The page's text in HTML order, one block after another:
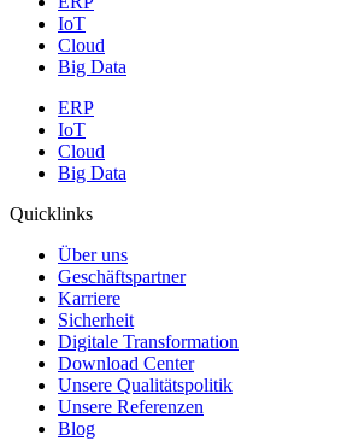
IoT
Cloud
Big Data
ERP
IoT
Cloud
Big Data
Quicklinks
Über uns
Geschäftspartner
Karriere
Sicherheit
Digitale Transformation
Download Center
Unsere Qualitätspolitik
Unsere Referenzen
Blog